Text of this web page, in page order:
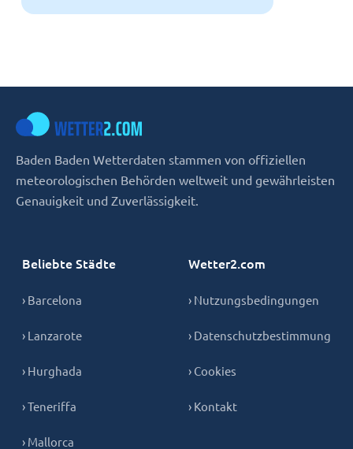
Baden Baden Wetterdaten stammen von offiziellen
meteorologischen Behörden weltweit und gewährleisten
Genauigkeit und Zuverlässigkeit.
Beliebte Städte
› Barcelona
› Lanzarote
› Hurghada
› Teneriffa
› Mallorca
Wetter2.com
› Nutzungsbedingungen
› Datenschutzbestimmung
› Cookies
› Kontakt